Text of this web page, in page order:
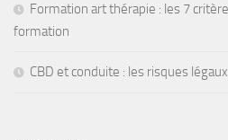
Formation art thérapie : les 7
formation
CBD et conduite : les risques